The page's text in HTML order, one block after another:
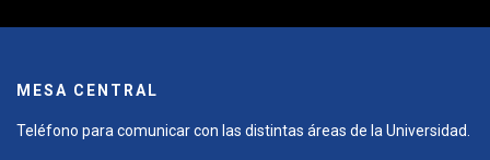
MESA CENTRAL
Teléfono para comunicar con las distintas áreas de la Universidad.